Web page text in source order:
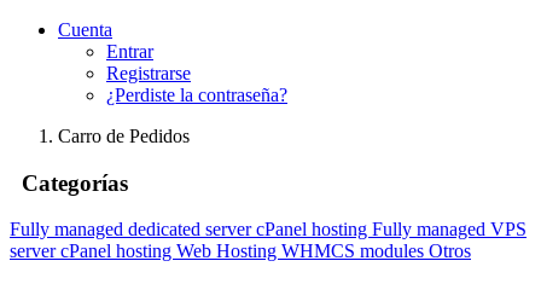
Cuenta
Entrar
Registrarse
¿Perdiste la contraseña?
Carro de Pedidos
Categorías
Fully managed dedicated server cPanel hosting Fully managed VPS
server cPanel hosting Web Hosting WHMCS modules Otros